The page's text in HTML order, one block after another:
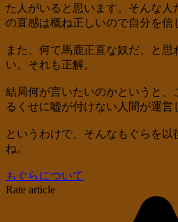
た人がいると思います。そんな
の直感は概ね正しいので自分を信
また、何て馬鹿正直な奴だ、と
い。それも正解。
結局何が言いたいのかというと、
るくせに嘘が付けない人間が運営
というわけで、そんなもぐらを
ね。
もぐらについて
Rate article